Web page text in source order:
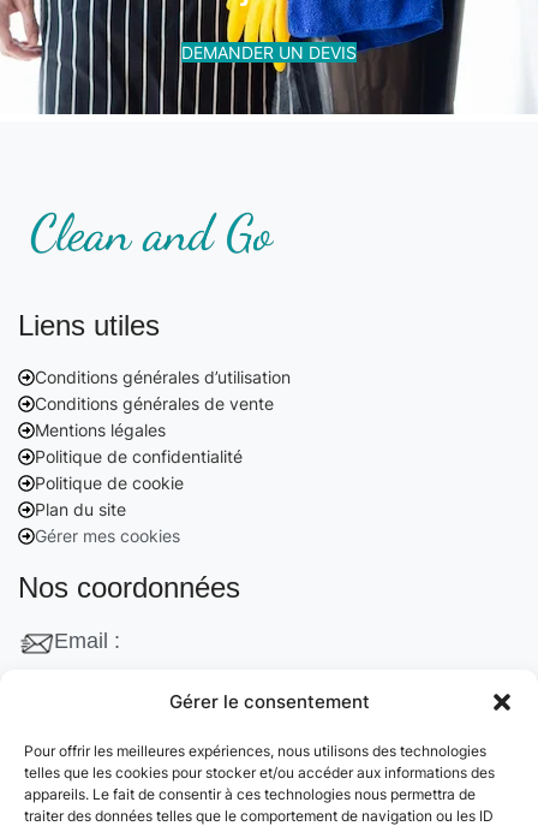
Gérer le consentement
Pour offrir les meilleures expériences, nous utilisons des technologies
telles que les cookies pour stocker et/ou accéder aux informations des
appareils. Le fait de consentir à ces technologies nous permettra de
traiter des données telles que le comportement de navigation ou les ID
DEMANDER UN DEVIS
Liens utiles
Conditions générales d’utilisation
Conditions générales de vente
Mentions légales
Politique de confidentialité
Politique de cookie
Plan du site
Gérer mes cookies
Nos coordonnées
Email :
132 Rue Edouard Vaillant, 95870 Bezons, France
Téléphone :